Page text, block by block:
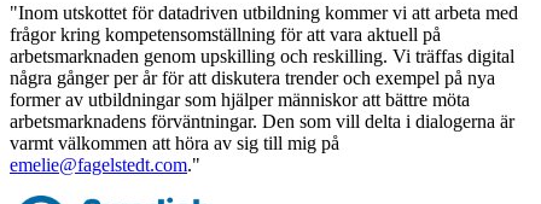
"Inom utskottet för datadriven utbildning kommer vi att arbeta med
frågor kring kompetensomställning för att vara aktuell på
arbetsmarknaden genom upskilling och reskilling. Vi träffas digital
några gånger per år för att diskutera trender och exempel på nya
former av utbildningar som hjälper människor att bättre möta
arbetsmarknadens förväntningar. Den som vill delta i dialogerna är
varmt välkommen att höra av sig till mig på
emelie@fagelstedt.com."